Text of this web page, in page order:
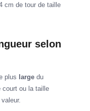
cm de tour de taille
selon
plus large du
court ou la taille